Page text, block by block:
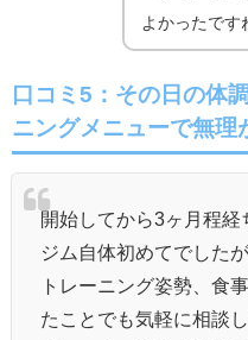
よかったです
口コミ5：その日の体
ニングメニューで無理
開始してから3ヶ月程経
ジム自体初めてでした
トレーニング姿勢、食
たことでも気軽に相談